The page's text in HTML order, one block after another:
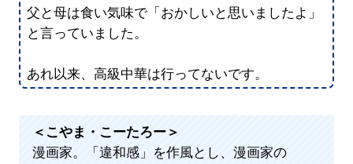
父と母は食い気味で「おかしいと思いましたよ」
と言っていました。
あれ以来、高級中華は行ってないです。
＜こやま・こーたろー＞
漫画家。「違和感」を作風とし、漫画家の